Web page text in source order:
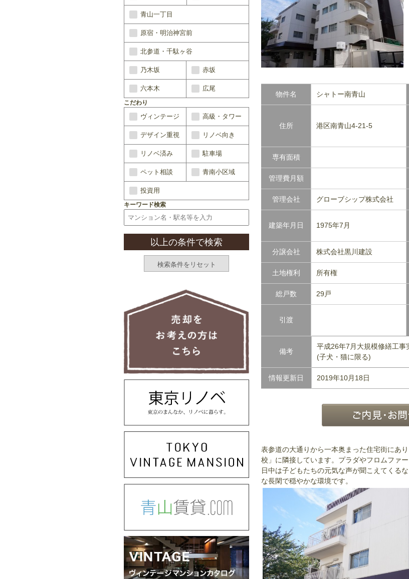
物件名 シャトー南青山
住所 港区南青山4-21-5
専有面積
管理費月額
管理会社 グローブシップ株式会社
建築年月日 1975年7月
分譲会社 株式会社黒川建設
土地権利 所有権
総戸数 29戸
引渡
備考
平成26年7月大規模修繕工
(子犬・猫に限る)
情報更新日 2019年10月18日
表参道の大通りから一本奥まった住宅街にあ
校」に隣接しています。プラダやフロムファ
日中は子どもたちの元気な声が聞こえてくる
な長閑で穏やかな環境です。
青山一丁目
原宿・明治神宮前
北参道・千駄ヶ谷
乃木坂 赤坂
六本木 広尾
こだわり
ヴィンテージ 高級・タワー
デザイン重視 リノベ向き
リノベ済み 駐車場
ペット相談 青南小区域
投資用
キーワード検索